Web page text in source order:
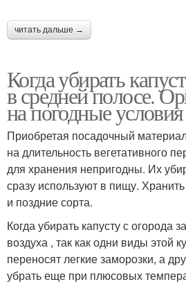
Капусты в октябре
читать дальше →
Когда убирать
в средней полосе.
на погодные
Приобретая посадочный
на длительность вегетативного
для хранения непригодны. Их
сразу используют в пищу.
и поздние сорта.
Когда убирать капусту с огорода
воздуха , так как одни виды этой
переносят легкие заморозки, а
убрать еще при плюсовых